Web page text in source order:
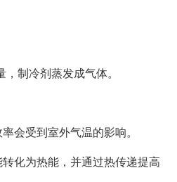
制冷剂蒸发成气体。
会受到室外气温的影响。
化为热能，并通过热传递提高